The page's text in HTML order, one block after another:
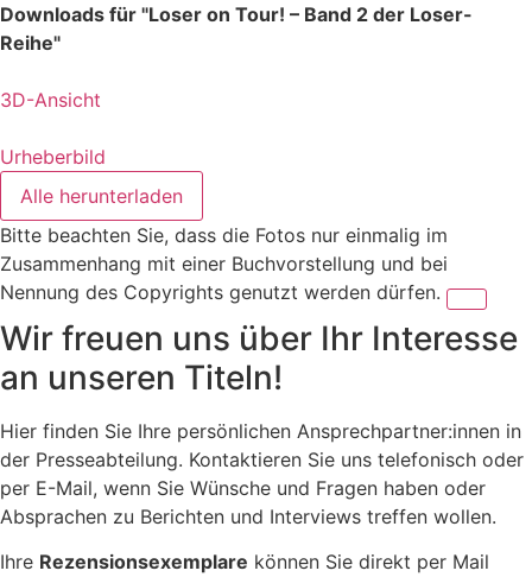
Downloads für "Loser on Tour! – Band 2 der Loser-
Reihe"
3D-Ansicht
Urheberbild
Alle herunterladen
Bitte beachten Sie, dass die Fotos nur einmalig im
Zusammenhang mit einer Buchvorstellung und bei
Nennung des Copyrights genutzt werden dürfen.
Wir freuen uns über Ihr Interesse
an unseren Titeln!
Hier finden Sie Ihre persönlichen Ansprechpartner:innen in
der Presseabteilung. Kontaktieren Sie uns telefonisch oder
per E-Mail, wenn Sie Wünsche und Fragen haben oder
Absprachen zu Berichten und Interviews treffen wollen.
Ihre Rezensionsexemplare können Sie direkt per Mail